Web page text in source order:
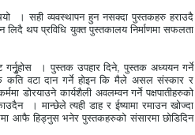
। सही व्यवस्थापन हुन नसक्दा पुस्तकहरु हराउदै
लिदै थप प्रविधि युक्त पुस्तकालय निर्माणमा सफलता
। पुस्तक उपहार दिने, पुस्तक अध्ययन गर्ने
कति वटा दान गर्ने होइन कि मैले असल संस्कार र
डोरयाउने कार्यशैली अवलम्वन गर्ने पक्षपातीहरुको
। मान्छेले त्यही डाह र ईष्यामा रमाउन खोज्दा
आफै हिड्नुस भनेर पुस्तकहरुको संसारमा छोडिदिन